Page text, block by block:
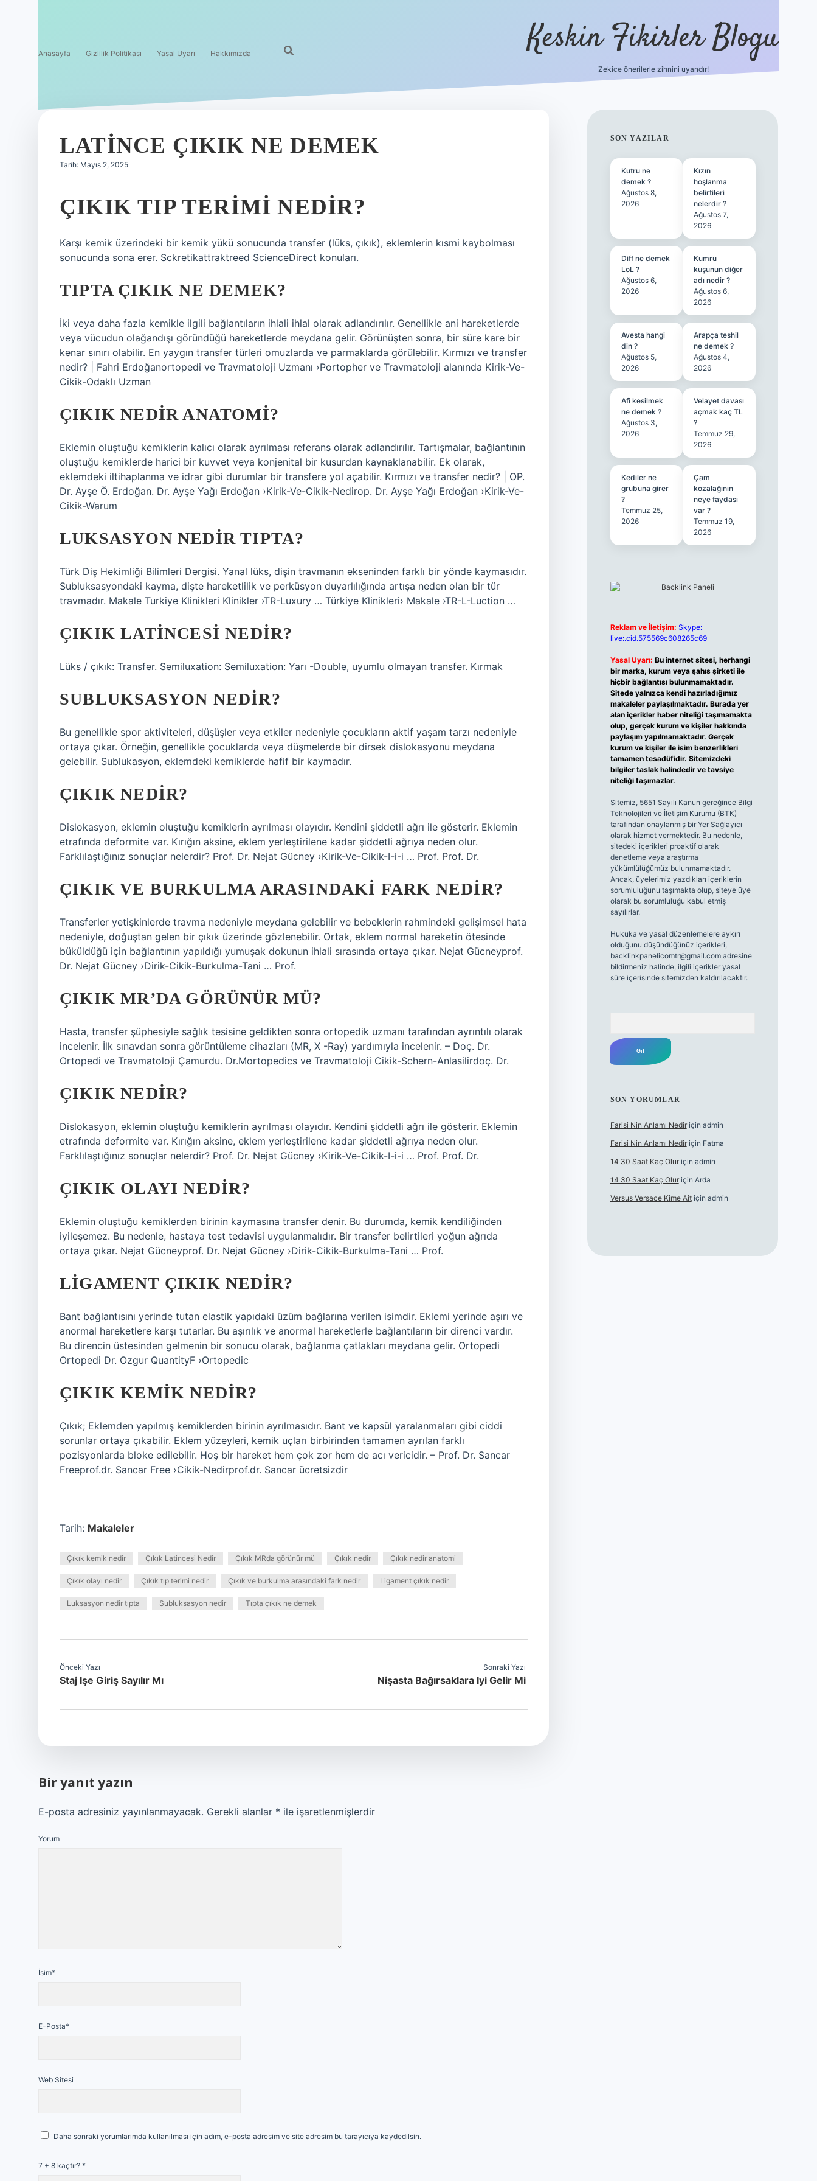
Anasayfa Gizlilik Politikası Yasal Uyarı Hakkımızda Keskin Fikirler Blogu
Zekice önerilerle zihnini uyandır!
LATINCE ÇIKIK NE DEMEK
Tarih: Mayıs 2, 2025
ÇIKIK TIP TERIMI NEDIR?
Karşı kemik üzerindeki bir kemik yükü sonucunda transfer (lüks, çıkık), eklemlerin kısmi kaybolması
sonucunda sona erer. Sckretikattraktreed ScienceDirect konuları.
TIPTA ÇIKIK NE DEMEK?
İki veya daha fazla kemikle ilgili bağlantıların ihlali ihlal olarak adlandırılır. Genellikle ani hareketlerde
veya vücudun olağandışı göründüğü hareketlerde meydana gelir. Görünüşten sonra, bir süre kare bir
kenar sınırı olabilir. En yaygın transfer türleri omuzlarda ve parmaklarda görülebilir. Kırmızı ve transfer
nedir? | Fahri Erdoğanortopedi ve Travmatoloji Uzmanı ›Portopher ve Travmatoloji alanında Kirik-Ve-
Cikik-Odaklı Uzman
ÇIKIK NEDIR ANATOMI?
Eklemin oluştuğu kemiklerin kalıcı olarak ayrılması referans olarak adlandırılır. Tartışmalar, bağlantının
oluştuğu kemiklerde harici bir kuvvet veya konjenital bir kusurdan kaynaklanabilir. Ek olarak,
eklemdeki iltihaplanma ve idrar gibi durumlar bir transfere yol açabilir. Kırmızı ve transfer nedir? | OP.
Dr. Ayşe Ö. Erdoğan. Dr. Ayşe Yağı Erdoğan ›Kirik-Ve-Cikik-Nedirop. Dr. Ayşe Yağı Erdoğan ›Kirik-Ve-
Cikik-Warum
LUKSASYON NEDIR TIPTA?
Türk Diş Hekimliği Bilimleri Dergisi. Yanal lüks, dişin travmanın ekseninden farklı bir yönde kaymasıdır.
Subluksasyondaki kayma, dişte hareketlilik ve perküsyon duyarlılığında artışa neden olan bir tür
travmadır. Makale Turkiye Klinikleri Klinikler ›TR-Luxury … Türkiye Klinikleri› Makale ›TR-L-Luction …
ÇIKIK LATINCESI NEDIR?
Lüks / çıkık: Transfer. Semiluxation: Semiluxation: Yarı -Double, uyumlu olmayan transfer. Kırmak
SUBLUKSASYON NEDIR?
Bu genellikle spor aktiviteleri, düşüşler veya etkiler nedeniyle çocukların aktif yaşam tarzı nedeniyle
ortaya çıkar. Örneğin, genellikle çocuklarda veya düşmelerde bir dirsek dislokasyonu meydana
gelebilir. Sublukasyon, eklemdeki kemiklerde hafif bir kaymadır.
ÇIKIK NEDIR?
Dislokasyon, eklemin oluştuğu kemiklerin ayrılması olayıdır. Kendini şiddetli ağrı ile gösterir. Eklemin
etrafında deformite var. Kırığın aksine, eklem yerleştirilene kadar şiddetli ağrıya neden olur.
Farklılaştığınız sonuçlar nelerdir? Prof. Dr. Nejat Gücney ›Kirik-Ve-Cikik-I-i-i … Prof. Prof. Dr.
ÇIKIK VE BURKULMA ARASINDAKI FARK NEDIR?
Transferler yetişkinlerde travma nedeniyle meydana gelebilir ve bebeklerin rahmindeki gelişimsel hata
nedeniyle, doğuştan gelen bir çıkık üzerinde gözlenebilir. Ortak, eklem normal hareketin ötesinde
büküldüğü için bağlantının yapıldığı yumuşak dokunun ihlali sırasında ortaya çıkar. Nejat Gücneyprof.
Dr. Nejat Gücney ›Dirik-Cikik-Burkulma-Tani … Prof.
ÇIKIK MR’DA GÖRÜNÜR MÜ?
Hasta, transfer şüphesiyle sağlık tesisine geldikten sonra ortopedik uzmanı tarafından ayrıntılı olarak
incelenir. İlk sınavdan sonra görüntüleme cihazları (MR, X -Ray) yardımıyla incelenir. – Doç. Dr.
Ortopedi ve Travmatoloji Çamurdu. Dr.Mortopedics ve Travmatoloji Cikik-Schern-Anlasilirdoç. Dr.
ÇIKIK NEDIR?
Dislokasyon, eklemin oluştuğu kemiklerin ayrılması olayıdır. Kendini şiddetli ağrı ile gösterir. Eklemin
etrafında deformite var. Kırığın aksine, eklem yerleştirilene kadar şiddetli ağrıya neden olur.
Farklılaştığınız sonuçlar nelerdir? Prof. Dr. Nejat Gücney ›Kirik-Ve-Cikik-I-i-i … Prof. Prof. Dr.
ÇIKIK OLAYI NEDIR?
Eklemin oluştuğu kemiklerden birinin kaymasına transfer denir. Bu durumda, kemik kendiliğinden
iyileşemez. Bu nedenle, hastaya test tedavisi uygulanmalıdır. Bir transfer belirtileri yoğun ağrıda
ortaya çıkar. Nejat Gücneyprof. Dr. Nejat Gücney ›Dirik-Cikik-Burkulma-Tani … Prof.
LIGAMENT ÇIKIK NEDIR?
Bant bağlantısını yerinde tutan elastik yapıdaki üzüm bağlarına verilen isimdir. Eklemi yerinde aşırı ve
anormal hareketlere karşı tutarlar. Bu aşırılık ve anormal hareketlerle bağlantıların bir direnci vardır.
Bu direncin üstesinden gelmenin bir sonucu olarak, bağlanma çatlakları meydana gelir. Ortopedi
Ortopedi Dr. Ozgur QuantityF ›Ortopedic
ÇIKIK KEMIK NEDIR?
Çıkık; Eklemden yapılmış kemiklerden birinin ayrılmasıdır. Bant ve kapsül yaralanmaları gibi ciddi
sorunlar ortaya çıkabilir. Eklem yüzeyleri, kemik uçları birbirinden tamamen ayrılan farklı
pozisyonlarda bloke edilebilir. Hoş bir hareket hem çok zor hem de acı vericidir. – Prof. Dr. Sancar
Freeprof.dr. Sancar Free ›Cikik-Nedirprof.dr. Sancar ücretsizdir
Tarih: Makaleler
Çıkık kemik nedir Çıkık Latincesi Nedir Çıkık MRda görünür mü Çıkık nedir Çıkık nedir anatomi
Çıkık olayı nedir Çıkık tıp terimi nedir Çıkık ve burkulma arasındaki fark nedir Ligament çıkık nedir
Luksasyon nedir tıpta Subluksasyon nedir Tıpta çıkık ne demek
Önceki Yazı
Staj Işe Giriş Sayılır Mı
Sonraki Yazı
Nişasta Bağırsaklara Iyi Gelir Mi
Bir yanıt yazın
E-posta adresiniz yayınlanmayacak. Gerekli alanlar * ile işaretlenmişlerdir
Yorum
İsim*
E-Posta*
Web Sitesi
Daha sonraki yorumlarımda kullanılması için adım, e-posta adresim ve site adresim bu tarayıcıya kaydedilsin.
7 + 8 kaçtır? *
SIDEBAR
SON YAZILAR
Kutru ne
demek ?
Ağustos 8,
2026
Kızın
hoşlanma
belirtileri
nelerdir ?
Ağustos 7,
2026
Diff ne demek
LoL ?
Ağustos 6,
2026
Kumru
kuşunun diğer
adı nedir ?
Ağustos 6,
2026
Avesta hangi
din ?
Ağustos 5,
2026
Arapça teshil
ne demek ?
Ağustos 4,
2026
Afi kesilmek
ne demek ?
Ağustos 3,
2026
Velayet davası
açmak kaç TL
?
Temmuz 29,
2026
Kediler ne
grubuna girer
?
Temmuz 25,
2026
Çam
kozalağının
neye faydası
var ?
Temmuz 19,
2026
Reklam ve İletişim: Skype:
live:.cid.575569c608265c69
Yasal Uyarı: Bu internet sitesi, herhangi
bir marka, kurum veya şahıs şirketi ile
hiçbir bağlantısı bulunmamaktadır.
Sitede yalnızca kendi hazırladığımız
makaleler paylaşılmaktadır. Burada yer
alan içerikler haber niteliği taşımamakta
olup, gerçek kurum ve kişiler hakkında
paylaşım yapılmamaktadır. Gerçek
kurum ve kişiler ile isim benzerlikleri
tamamen tesadüfidir. Sitemizdeki
bilgiler taslak halindedir ve tavsiye
niteliği taşımazlar.
Sitemiz, 5651 Sayılı Kanun gereğince Bilgi
Teknolojileri ve İletişim Kurumu (BTK)
tarafından onaylanmış bir Yer Sağlayıcı
olarak hizmet vermektedir. Bu nedenle,
sitedeki içerikleri proaktif olarak
denetleme veya araştırma
yükümlülüğümüz bulunmamaktadır.
Ancak, üyelerimiz yazdıkları içeriklerin
sorumluluğunu taşımakta olup, siteye üye
olarak bu sorumluluğu kabul etmiş
sayılırlar.
Hukuka ve yasal düzenlemelere aykırı
olduğunu düşündüğünüz içerikleri,
backlinkpanelicomtr@gmail.comadresine
bildirmeniz halinde, ilgili içerikler yasal
süre içerisinde sitemizden kaldırılacaktır.
SON YORUMLAR
Farisi Nin Anlamı Nediriçin admin
Farisi Nin Anlamı Nediriçin Fatma
14 30 Saat Kaç Oluriçin admin
14 30 Saat Kaç Oluriçin Arda
Versus Versace Kime Aitiçin admin